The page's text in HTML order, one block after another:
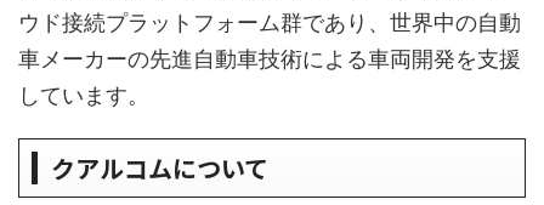
ウド接続プラットフォーム群であり、世界中の自動
車メーカーの先進自動車技術による車両開発を支援
しています。
クアルコムについて